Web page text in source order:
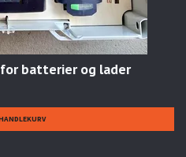
batterier og lader